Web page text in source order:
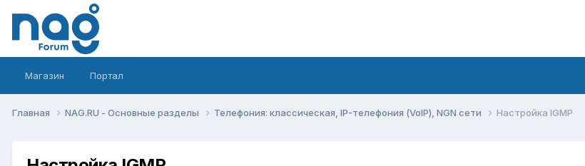
Магазин Портал
Главная NAG.RU - Основные разделы Телефония: классическая, IP-телефония (VoIP), NGN сети Настройка IGMP